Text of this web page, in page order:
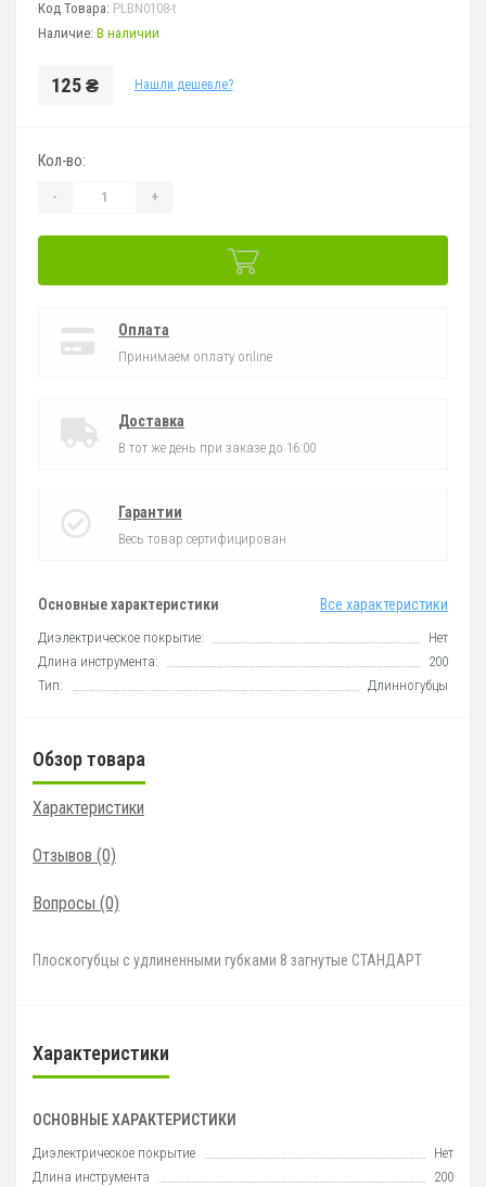
Код Товара: PLBN0108-t
Наличие: В наличии
125 ₴ Нашли дешевле?
Основные характеристики Все характеристики
Диэлектрическое покрытие:
Нет
Длина инструмента:
200
Тип:
Длинногубцы
Кол-во:
- +
Оплата
Принимаем оплату online
Доставка
В тот же день при заказе до 16:00
Гарантии
Весь товар сертифицирован
Обзор товара
Характеристики
Отзывов (0)
Вопросы (0)
Плоскогубцы с удлиненными губками 8 загнутые СТАНДАРТ
Характеристики
ОСНОВНЫЕ ХАРАКТЕРИСТИКИ
Диэлектрическое покрытие
Нет
Длина инструмента
200